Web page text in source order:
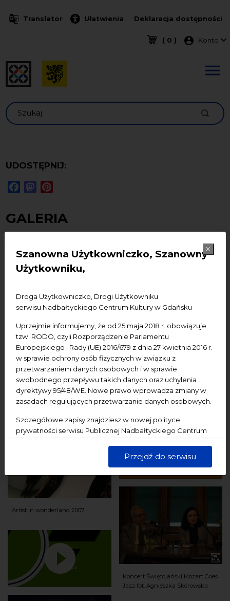
Szanowna Użytkowniczko, Szanowny
Użytkowniku,
Droga Użytkowniczko, Drogi Użytkowniku
serwisu Nadbałtyckiego Centrum Kultury w Gdańsku
Uprzejmie informujemy, że od 25 maja 2018 r. obowiązuje
tzw. RODO, czyli Rozporządzenie Parlamentu
Europejskiego i Rady (UE) 2016/679 z dnia 27 kwietnia 2016 r.
w sprawie ochrony osób fizycznych w związku z
przetwarzaniem danych osobowych i w sprawie
swobodnego przepływu takich danych oraz uchylenia
dyrektywy 95/48/WE. Nowe prawo wprowadza zmiany w
zasadach regulujących przetwarzanie danych osobowych.
Szczegółowe zapisy znajdziesz w nowej polityce
prywatności serwisu Publicznej Nadbałtyckiego Centrum
dane są przetwarzane w sposób bezpieczny, z należytą
starannością i zgodnie z obowiązującymi przepisami.
Przejdź do serwisu
Translator Ułatwienia Deklaracja dostępności
( 0 ) Menu
Konto
Szukaj
UDOSTĘPNIJ:
FacebookMastodon
GALERIA
WSZYSTKO FILMY OBRAZY
Artist in wonderland 2007
Artist in wonderland 2007
Koncert Świętojański Mozart Goes
Jazz fot. Agnieszka Skórowska